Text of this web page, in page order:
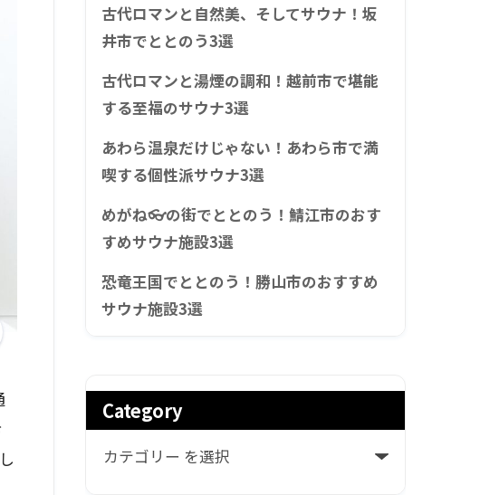
古代ロマンと自然美、そしてサウナ！坂
井市でととのう3選
古代ロマンと湯煙の調和！越前市で堪能
する至福のサウナ3選
あわら温泉だけじゃない！あわら市で満
喫する個性派サウナ3選
めがね👓の街でととのう！鯖江市のおす
すめサウナ施設3選
恐竜王国でととのう！勝山市のおすすめ
サウナ施設3選
Category